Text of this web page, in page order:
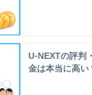
U-NEXTの評判
金は本当に高い